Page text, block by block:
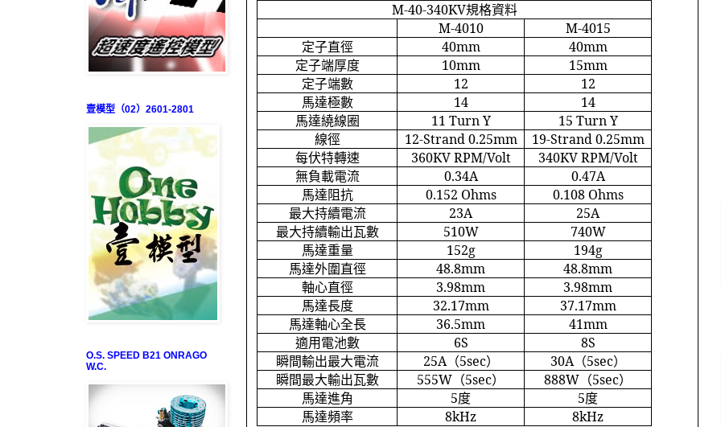
M-40-340KV規格資料
M-4010
M-4015
定子直徑
40mm
40mm
定子端厚度
10mm
15mm
定子端數
12
12
馬達極數
14
14
馬達繞線圈
11 Turn Y
15 Turn Y
線徑
12-Strand 0.25mm
19-Strand 0.25mm
每伏特轉速
360KV RPM/Volt
340KV RPM/Volt
無負載電流
0.34A
0.47A
馬達阻抗
0.152 Ohms
0.108 Ohms
最大持續電流
23A
25A
最大持續輸出瓦數
510W
740W
馬達重量
152g
194g
馬達外圍直徑
48.8mm
48.8mm
軸心直徑
3.98mm
3.98mm
馬達長度
32.17mm
37.17mm
馬達軸心全長
36.5mm
41mm
適用電池數
6S
8S
瞬間輸出最大電流
25A（5sec） 30A（5sec）
瞬間最大輸出瓦數
555W （5sec） 888W （5sec）
馬達進角
5度 5度
馬達頻率
8kHz
8kHz
壹模型（02）2601-2801
O.S. SPEED B21 ONRAGO
W.C.